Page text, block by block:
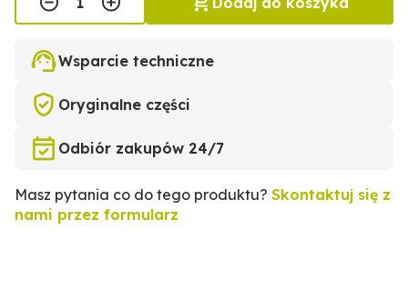
Wsparcie techniczne
Oryginalne części
Odbiór zakupów 24/7
Masz pytania co do tego produktu? Skontaktuj się z
nami przez formularz